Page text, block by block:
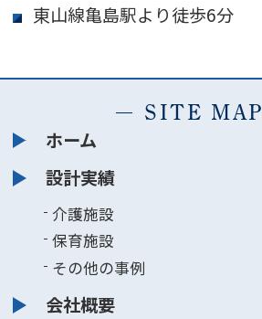
東山線亀島駅より徒歩6分
SITE MAP
ホーム
設計実績
介護施設
保育施設
その他の事例
会社概要